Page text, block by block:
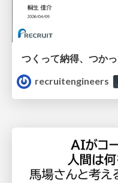
recruitengineers